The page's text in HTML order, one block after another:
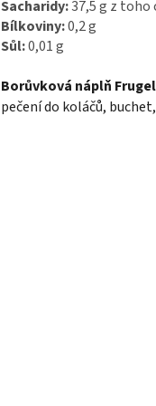
Sacharidy:37,5 g z toho
Bílkoviny:0,2 g
Sůl:0,01 g
Borůvková náplň
pečení do koláčů,